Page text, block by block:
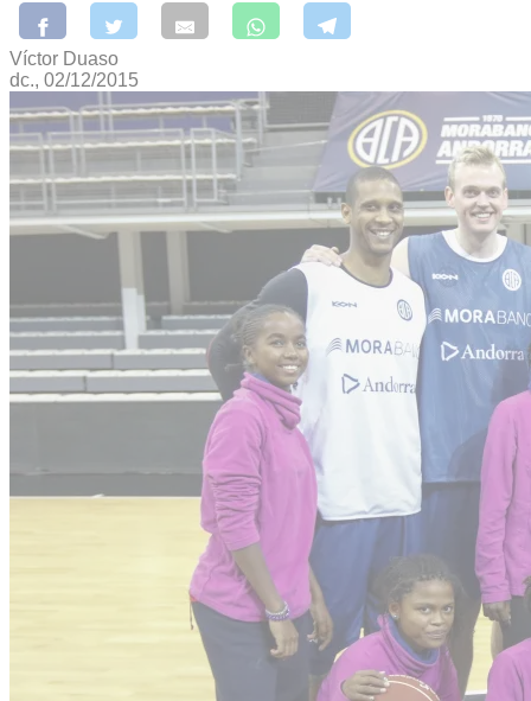
Víctor Duaso
dc., 02/12/2015